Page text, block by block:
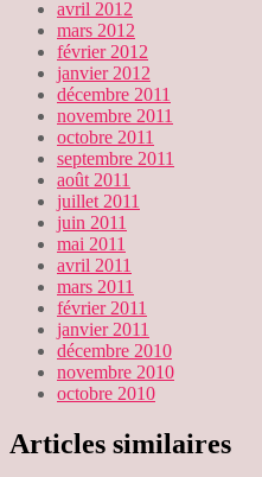
avril 2012
mars 2012
février 2012
janvier 2012
décembre 2011
novembre 2011
octobre 2011
septembre 2011
août 2011
juillet 2011
juin 2011
mai 2011
avril 2011
mars 2011
février 2011
janvier 2011
décembre 2010
novembre 2010
octobre 2010
Articles similaires